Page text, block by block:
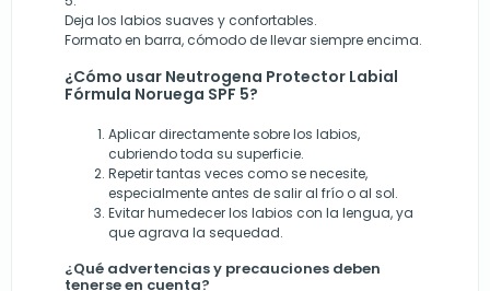
Deja los labios suaves y confortables.
Formato en barra, cómodo de llevar siempre encima.
¿Cómo usar Neutrogena Protector Labial
Fórmula Noruega SPF 5?
Aplicar directamente sobre los labios,
cubriendo toda su superficie.
Repetir tantas veces como se necesite,
especialmente antes de salir al frío o al sol.
Evitar humedecer los labios con la lengua, ya
que agrava la sequedad.
¿Qué advertencias y precauciones deben
tenerse en cuenta?